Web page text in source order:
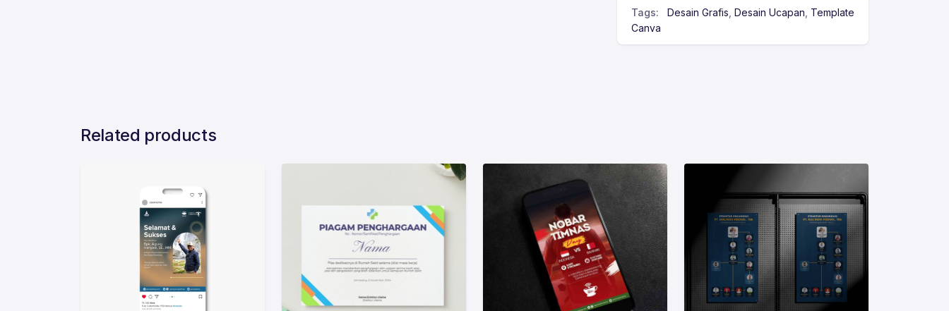
Tags: Desain Grafis Desain Ucapan Template
Canva
Related products